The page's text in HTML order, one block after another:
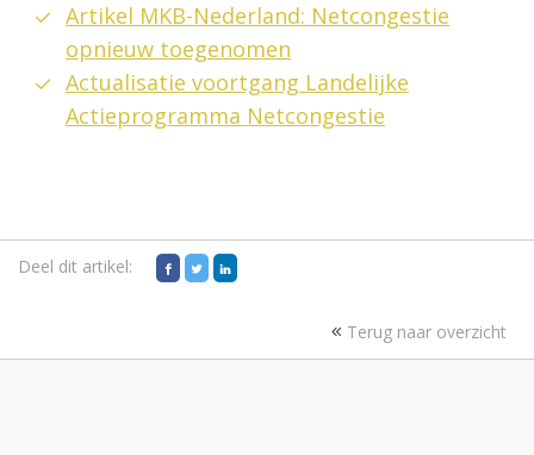
Artikel MKB-Nederland: Netcongestie
opnieuw toegenomen
Actualisatie voortgang Landelijke
Actieprogramma Netcongestie
Deel dit artikel:
Terug naar overzicht